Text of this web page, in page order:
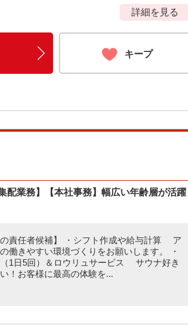
詳細を見る
キープ
配業務】【本社事務】幅広い年齢層が活躍
の責任者候補】 ・シフト作成や給与計算 ア
働きやすい環境づくりをお願いします。 ・
1日5回）＆ロウリュサービス サウナ好き
！お客様に最高の体験を...